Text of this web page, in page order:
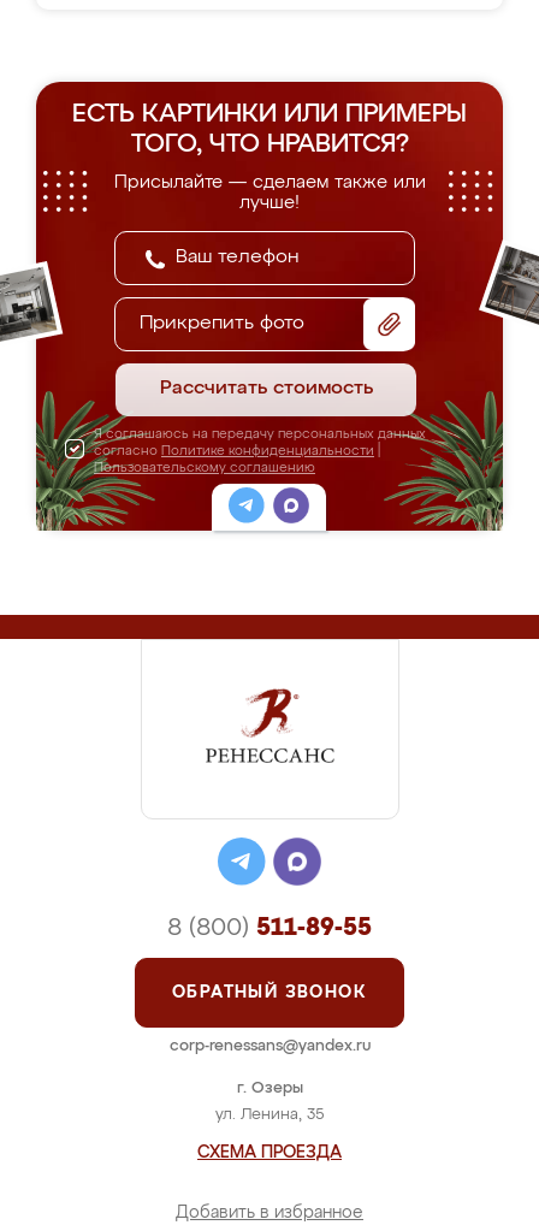
ЕСТЬ КАРТИНКИ ИЛИ ПРИМЕРЫ
ТОГО, ЧТО НРАВИТСЯ?
Присылайте — сделаем также или
лучше!
Прикрепить фото
Рассчитать стоимость
Я соглашаюсь на передачу персональных данных
согласно Политике конфиденциальности
Пользовательскому соглашению
г. Озеры
ул. Ленина, 35
СХЕМА ПРОЕЗДА
Добавить в избранное
8 (800) 511-89-55
ОБРАТНЫЙ ЗВОНОК
corp-renessans@yandex.ru